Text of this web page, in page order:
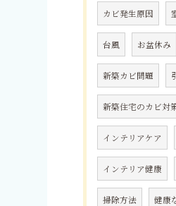
カビ発生原因
台風 お盆休み
新築カビ問題
新築住宅のカビ対
インテリアケア
インテリア健康
掃除方法 健康